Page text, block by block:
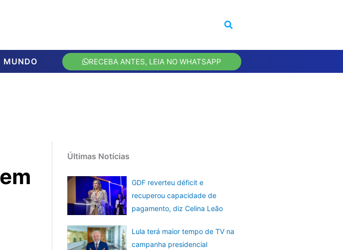
MUNDO RECEBA ANTES, LEIA NO WHATSAPP
Últimas Notícias
GDF reverteu déficit e
recuperou capacidade de
pagamento, diz Celina Leão
Lula terá maior tempo de TV na
campanha presidencial